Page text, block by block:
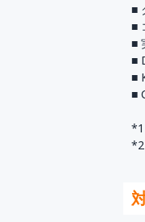
■
■
■
■
■
■
*1
*2